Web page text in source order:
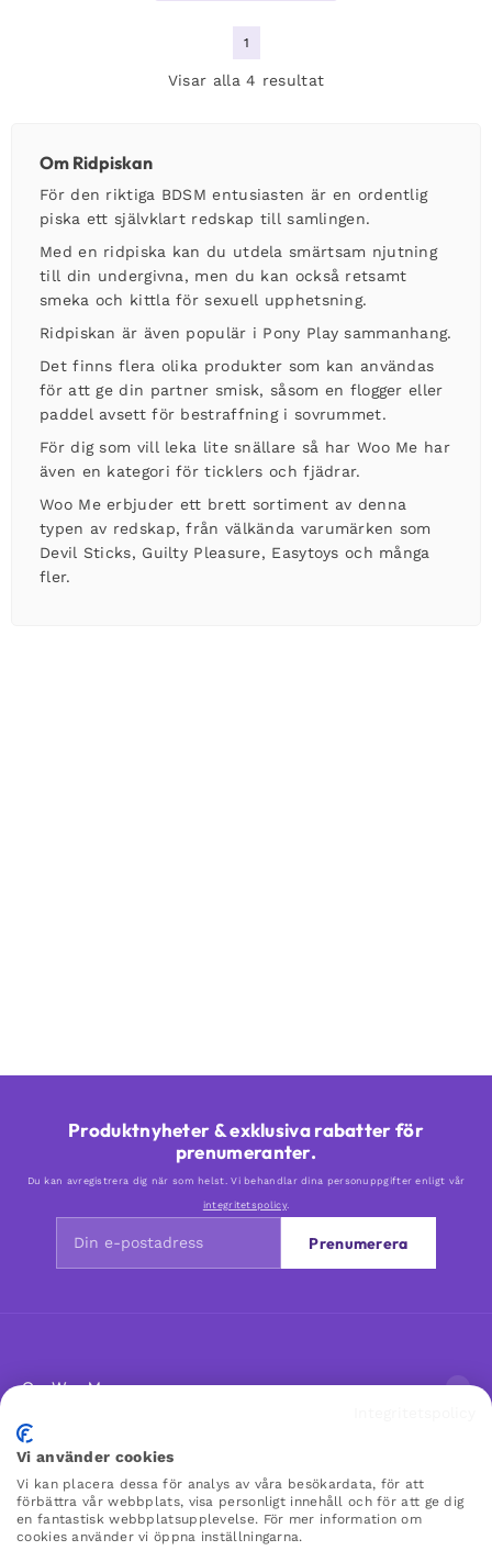
1
Visar alla 4 resultat
Om Ridpiskan
För den riktiga BDSM entusiasten är en ordentlig
piska ett självklart redskap till samlingen.
Med en ridpiska kan du utdela smärtsam njutning
till din undergivna, men du kan också retsamt
smeka och kittla för sexuell upphetsning.
Ridpiskan är även populär i Pony Play sammanhang.
Det finns flera olika produkter som kan användas
för att ge din partner smisk, såsom en flogger eller
paddel avsett för bestraffning i sovrummet.
För dig som vill leka lite snällare så har Woo Me har
även en kategori för ticklers och fjädrar.
Woo Me erbjuder ett brett sortiment av denna
typen av redskap, från välkända varumärken som
Devil Sticks, Guilty Pleasure, Easytoys och många
fler.
Produktnyheter & exklusiva rabatter för
prenumeranter.
Du kan avregistrera dig när som helst. Vi behandlar dina personuppgifter enligt vår
integritetspolicy.
Prenumerera
Om Woo Me
Kundservice
Favoriter
Vi använder cookies
Vi kan placera dessa för analys av våra besökardata, för att
förbättra vår webbplats, visa personligt innehåll och för att ge dig
en fantastisk webbplatsupplevelse. För mer information om
cookies använder vi öppna inställningarna.